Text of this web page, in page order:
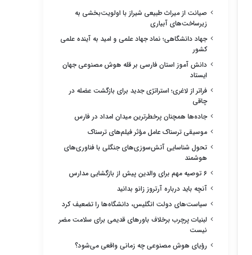
صیانت از میراث طبیعی شیراز با اولویت‌بخشی به
زیرساخت‌های آبیاری
جهاد دانشگاهی؛ نماد جهاد علمی و امید به آینده علمی
کشور
دانش آموز استان فارسی بر قله هوش مصنوعی جهان
ایستاد
فراتر از لاغری؛ استراتژی جدید برای بازگشت عضله در
چاقی
جاده‌ها همچنان پرخطرترین میدان امداد در فارس
موسیقی ترسناک عامل مؤثر فیلم‌های ترسناک
تحول شناسایی آتش‌سوزی‌های جنگلی با فناوری‌های
هوشمند
۶ توصیه مهم برای والدین پیش از بازگشایی مدارس
آنچه باید درباره آرتروز زانو بدانید
سیاست‌های دولت انگلیس، دانشگاه‌ها را تضعیف کرد
لبنیات پرچرب برخلاف باورهای قدیمی برای سلامت مضر
نیست
رؤیای هوش مصنوعی چه زمانی واقعی می‌شود؟